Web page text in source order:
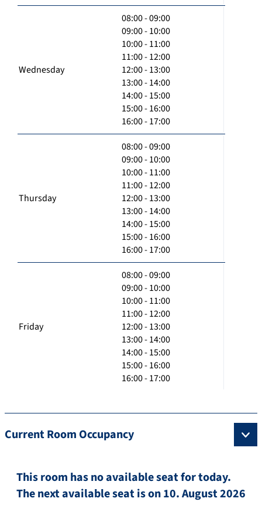
Wednesday
08:00 - 09:00
09:00 - 10:00
10:00 - 11:00
11:00 - 12:00
12:00 - 13:00
13:00 - 14:00
14:00 - 15:00
15:00 - 16:00
16:00 - 17:00
Thursday
08:00 - 09:00
09:00 - 10:00
10:00 - 11:00
11:00 - 12:00
12:00 - 13:00
13:00 - 14:00
14:00 - 15:00
15:00 - 16:00
16:00 - 17:00
Friday
08:00 - 09:00
09:00 - 10:00
10:00 - 11:00
11:00 - 12:00
12:00 - 13:00
13:00 - 14:00
14:00 - 15:00
15:00 - 16:00
16:00 - 17:00
Current Room Occupancy
This room has no available seat for today.
The next available seat is on 10. August 2026